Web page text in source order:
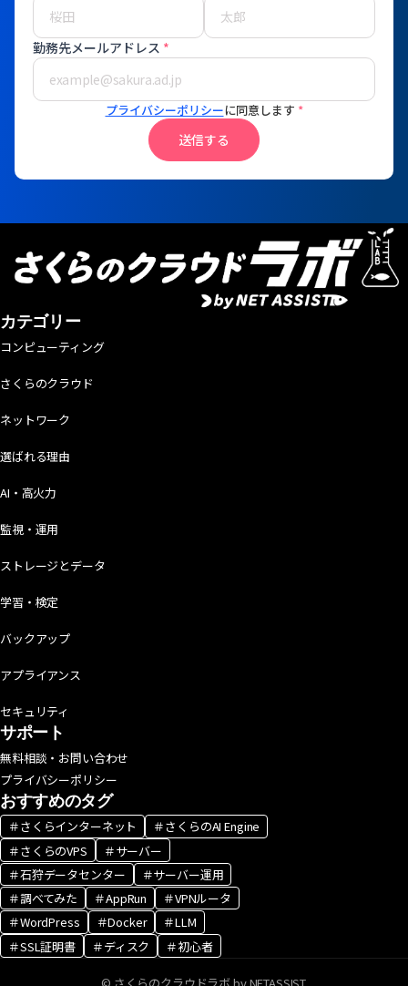
勤務先メールアドレス *
プライバシーポリシーに同意します *
送信する
カテゴリー
コンピューティング
さくらのクラウド
ネットワーク
選ばれる理由
AI・高火力
監視・運用
ストレージとデータ
学習・検定
バックアップ
アプライアンス
セキュリティ
サポート
無料相談・お問い合わせ
プライバシーポリシー
おすすめのタグ
＃さくらインターネット
＃さくらのAI Engine
＃さくらのVPS
＃サーバー
＃石狩データセンター
＃サーバー運用
＃調べてみた
＃AppRun
＃VPNルータ
＃WordPress
＃Docker
＃LLM
＃SSL証明書
＃ディスク ＃初心者